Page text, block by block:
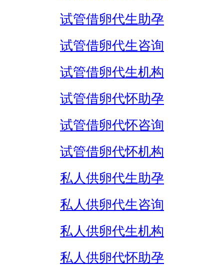
试管借卵代生助孕
试管借卵代生咨询
试管借卵代生机构
试管借卵代怀助孕
试管借卵代怀咨询
试管借卵代怀机构
私人供卵代生助孕
私人供卵代生咨询
私人供卵代生机构
私人供卵代怀助孕